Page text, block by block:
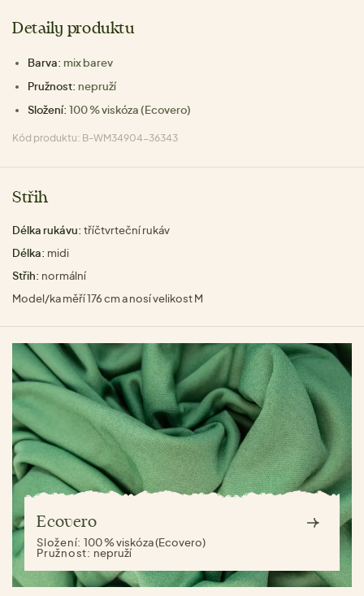
Detaily produktu
Barva: mix barev
Pružnost: nepruží
Složení: 100 % viskóza (Ecovero)
Kód produktu: B-WM34904-36343
Střih
Délka rukávu: tříčtvrteční rukáv
Délka: midi
Střih: normální
Model/ka měří 176 cm a nosí velikost M
Ecovero
Složení:100 % viskóza (Ecovero)
Pružnost: nepruží